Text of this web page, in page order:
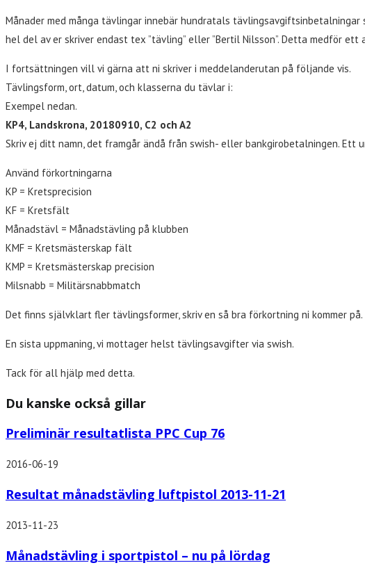
Månader med många tävlingar innebär hundratals
hel del av er skriver endast tex ”tävling” eller ”Bertil Nilsson”. Detta medför
I fortsättningen vill vi gärna att ni skriver i meddelanderutan på följande vis.
Tävlingsform, ort, datum, och klasserna du tävlar i:
Exempel nedan.
KP4, Landskrona, 20180910, C2 och A2
Skriv ej ditt namn, det framgår ändå från swish- eller bankgirobetalningen.
Använd förkortningarna
KP = Kretsprecision
KF = Kretsfält
Månadstävl = Månadstävling på klubben
KMF = Kretsmästerskap fält
KMP = Kretsmästerskap precision
Milsnabb = Militärsnabbmatch
Det finns självklart fler tävlingsformer, skriv en så bra förkortning ni kommer på.
En sista uppmaning, vi mottager helst tävlingsavgifter via swish.
Tack för all hjälp med detta.
Du kanske också gillar
Preliminär resultatlista PPC Cup 76
2016-06-19
Resultat månadstävling luftpistol 2013-11-21
2013-11-23
Månadstävling i sportpistol – nu på lördag